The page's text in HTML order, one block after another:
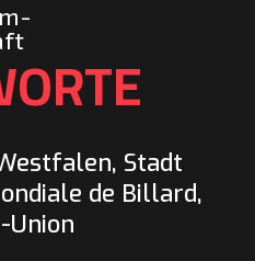
Stadt
de Billard,
Union